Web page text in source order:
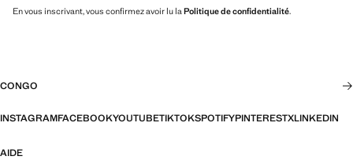
En vous inscrivant, vous confirmez avoir lu la Politique de confidentialité.
CONGO
INSTAGRAMFACEBOOKYOUTUBETIKTOKSPOTIFYPINTERESTXLINKEDIN
AIDE